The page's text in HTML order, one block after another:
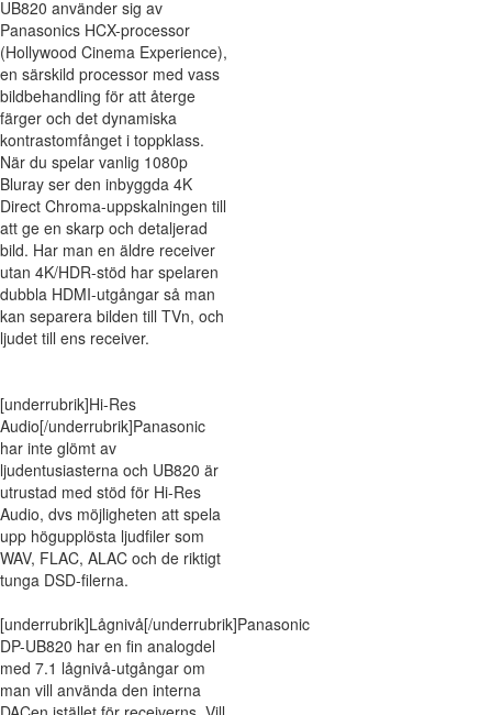
UB820 använder sig av
Panasonics HCX-processor
(Hollywood Cinema Experience),
en särskild processor med vass
bildbehandling för att återge
färger och det dynamiska
kontrastomfånget i toppklass.
När du spelar vanlig 1080p
Bluray ser den inbyggda 4K
Direct Chroma-uppskalningen till
att ge en skarp och detaljerad
bild. Har man en äldre receiver
utan 4K/HDR-stöd har spelaren
dubbla HDMI-utgångar så man
kan separera bilden till TVn, och
ljudet till ens receiver.
[underrubrik]Hi-Res
Audio[/underrubrik]Panasonic
har inte glömt av
ljudentusiasterna och UB820 är
utrustad med stöd för Hi-Res
Audio, dvs möjligheten att spela
upp högupplösta ljudfiler som
WAV, FLAC, ALAC och de riktigt
tunga DSD-filerna.
[underrubrik]Lågnivå[/underrubrik]Panasonic
DP-UB820 har en fin analogdel
med 7.1 lågnivå-utgångar om
man vill använda den interna